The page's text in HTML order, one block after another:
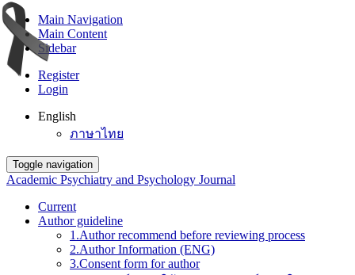
Main Navigation
Main Content
Sidebar
Register
Login
English
ภาษาไทย
Toggle navigation
Academic Psychiatry and Psychology Journal
Current
Author guideline
1.Author recommend before reviewing process
2.Author Information (ENG)
3.Consent form for author